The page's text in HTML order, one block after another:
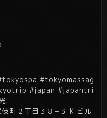
#tokyomassag
#japan #japantri
町２丁目３８−３ K ビル